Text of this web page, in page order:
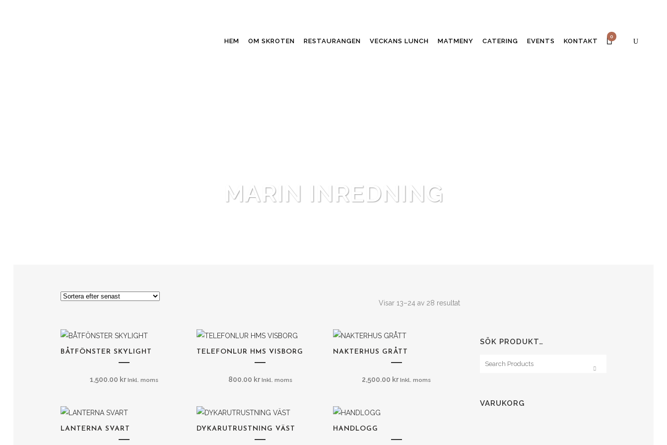
0
HEM OM SKROTEN RESTAURANGEN VECKANS LUNCH MATMENY CATERING EVENTS KONTAKT
MARIN INREDNING
Visar 13–24 av 28 resultatSortera
BÅTFÖNSTER SKYLIGHT
1,500.00 kr Inkl. moms
TELEFONLUR HMS VISBORG
800.00 kr Inkl. moms
NAKTERHUS GRÅTT
2,500.00 kr Inkl. moms
LANTERNA SVART DYKARUTRUSTNING VÄST HANDLOGG
SÖK PRODUKT…
VARUKORG